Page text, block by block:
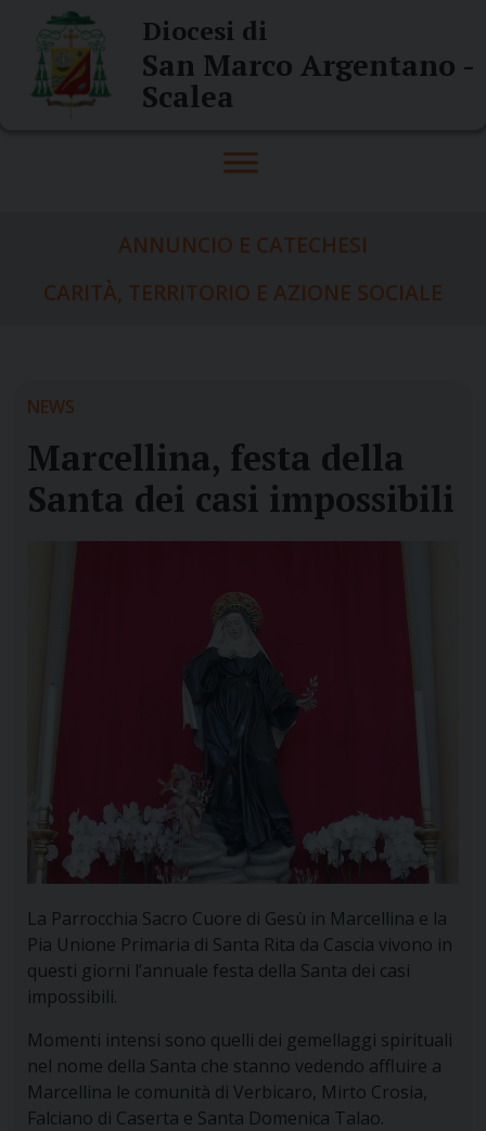
content
Diocesi di
San Marco Argentano -
Scalea
ANNUNCIO E CATECHESI
CARITÀ, TERRITORIO E AZIONE SOCIALE
NEWS
Marcellina, festa della
Santa dei casi impossibili
La Parrocchia Sacro Cuore di Gesù in Marcellina e la
Pia Unione Primaria di Santa Rita da Cascia vivono in
questi giorni l’annuale festa della Santa dei casi
impossibili.
Momenti intensi sono quelli dei gemellaggi spirituali
nel nome della Santa che stanno vedendo affluire a
Marcellina le comunità di Verbicaro, Mirto Crosia,
Falciano di Caserta e Santa Domenica Talao.